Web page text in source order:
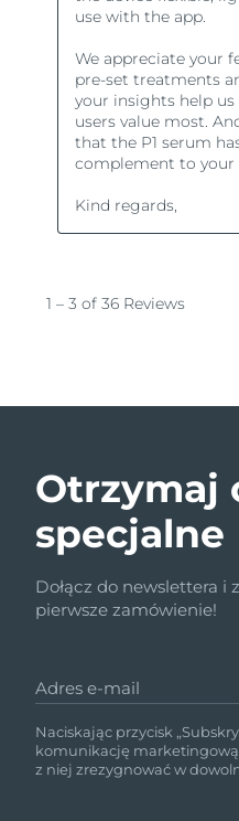
Otrzymaj
specjalne
Dołącz do newslettera i
pierwsze zamówienie!
Adres e-mail
Naciskając przycisk
komunikację marketingową
z niej zrezygnować w